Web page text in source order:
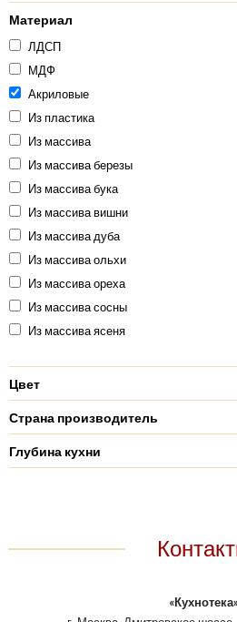
Материал
ЛДСП
МДФ
Акриловые
Из пластика
Из массива
Из массива березы
Из массива бука
Из массива вишни
Из массива дуба
Из массива ольхи
Из массива ореха
Из массива сосны
Из массива ясеня
Цвет
Страна производитель
Глубина кухни
«Кухнотека»